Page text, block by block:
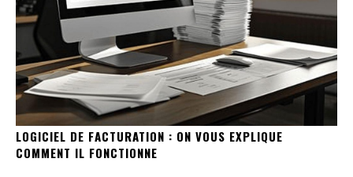
LOGICIEL DE FACTURATION : ON VOUS EXPLIQUE
COMMENT IL FONCTIONNE